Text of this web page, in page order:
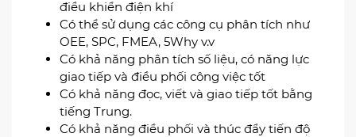
điều khiển điện khí
Có thể sử dụng các công cụ phân tích như
OEE, SPC, FMEA, 5Why v.v
Có khả năng phân tích số liệu, có năng lực
giao tiếp và điều phối công việc tốt
Có khả năng đọc, viết và giao tiếp tốt bằng
tiếng Trung.
Có khả năng điều phối và thúc đẩy tiến độ